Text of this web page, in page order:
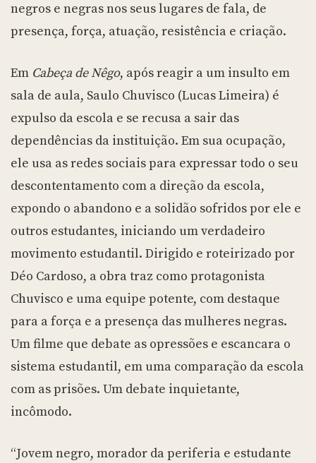
negros e negras nos seus lugares de fala, de
presença, força, atuação, resistência e criação.
Em Cabeça de Nêgo, após reagir a um insulto em
sala de aula, Saulo Chuvisco (Lucas Limeira) é
expulso da escola e se recusa a sair das
dependências da instituição. Em sua ocupação,
ele usa as redes sociais para expressar todo o seu
descontentamento com a direção da escola,
expondo o abandono e a solidão sofridos por ele e
outros estudantes, iniciando um verdadeiro
movimento estudantil. Dirigido e roteirizado por
Déo Cardoso, a obra traz como protagonista
Chuvisco e uma equipe potente, com destaque
para a força e a presença das mulheres negras.
Um filme que debate as opressões e escancara o
sistema estudantil, em uma comparação da escola
com as prisões. Um debate inquietante,
incômodo.
“Jovem negro, morador da periferia e estudante